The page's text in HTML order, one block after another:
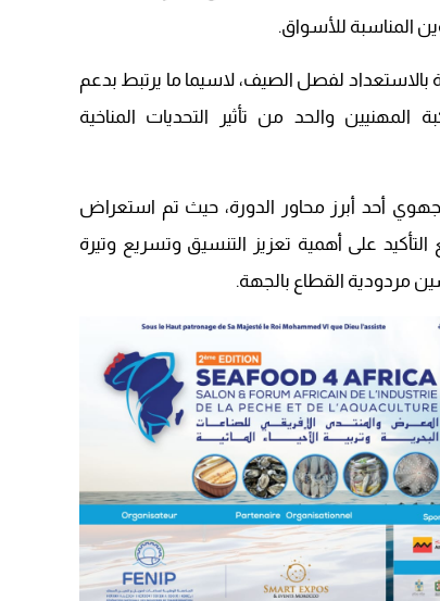
المناسبة للأسواق.
بالاستعداد لفصل الصيف، لاسيما ما يرتبط بدعم
والحد من تأثير التحديات المناخية
أحد أبرز محاور الدورة، حيث تم استعراض
على أهمية تعزيز التنسيق وتسريع وتيرة
مردودية القطاع بالجهة.